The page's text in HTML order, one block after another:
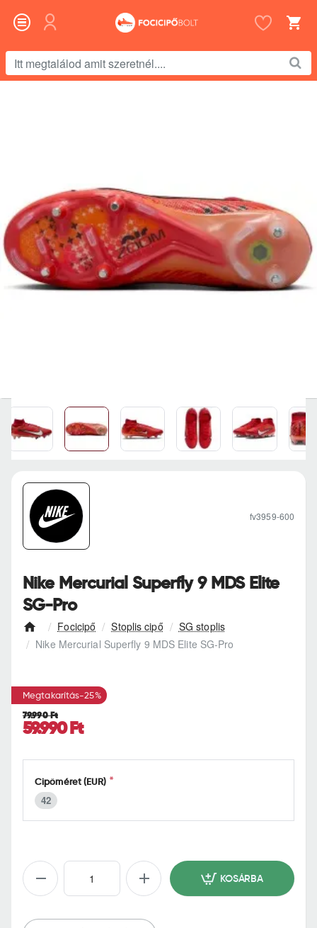
megtalálod
o
e
Focicipő Stoplis cipő
SG stoplis
Nike Mercurial Superfly 9 MDS Elite SG-Pro
Nike Mercurial Superfly 9 MDS Elite
SG-Pro
fv3959-600
Megtakarítás-25%
59.990 Ft
79.990 Ft
Cipőméret (EUR)
42
KOSÁRBA